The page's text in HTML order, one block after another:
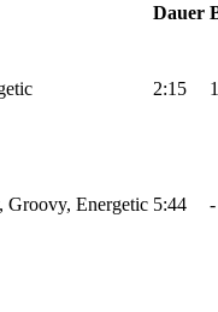
Dauer
2:15
Groovy, Energetic 5:44 -